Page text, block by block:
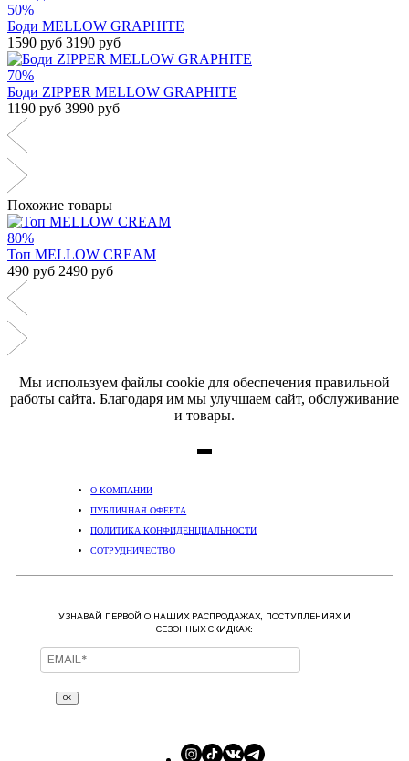
50%
Боди MELLOW GRAPHITE
1590 руб 3190 руб
70%
Боди ZIPPER MELLOW GRAPHITE
1190 руб 3990 руб
Похожие товары
80%
Топ MELLOW CREAM
490 руб 2490 руб
Мы используем файлы cookie для обеспечения правильной
работы сайта. Благодаря им мы улучшаем сайт, обслуживание
и товары.
О КОМПАНИИ
ПУБЛИЧНАЯ ОФЕРТА
ПОЛИТИКА КОНФИДЕНЦИАЛЬНОСТИ
СОТРУДНИЧЕСТВО
УЗНАВАЙ ПЕРВОЙ О НАШИХ РАСПРОДАЖАХ, ПОСТУПЛЕНИЯХ И
СЕЗОННЫХ СКИДКАХ:
ОК